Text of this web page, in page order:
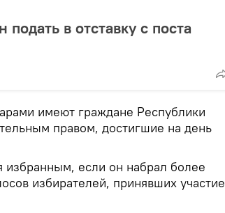
в отставку с поста
имеют граждане Республики
правом, достигшие на день
избранным, если он набрал более
избирателей, принявших участие